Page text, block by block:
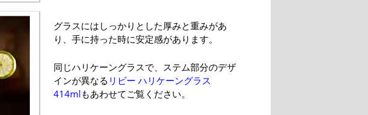
グラスにはしっかりとした厚みと重みがあ
り、手に持った時に安定感があります。
同じハリケーングラスで、ステム部分のデザ
インが異なる リビー ハリケーングラス
414mlもあわせてご覧ください。